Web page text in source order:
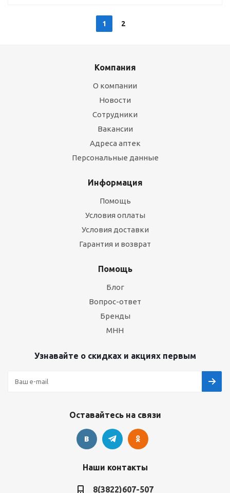
1 2
Компания
О компании
Новости
Сотрудники
Вакансии
Адреса аптек
Персональные данные
Информация
Помощь
Условия оплаты
Условия доставки
Гарантия и возврат
Помощь
Блог
Вопрос-ответ
Бренды
МНН
Узнавайте о скидках и акциях первым
Оставайтесь на связи
Наши контакты
8(3822)607-507